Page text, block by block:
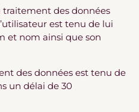
des données
est tenu de lui
et nom ainsi que son
des données est tenu de
un délai de 30